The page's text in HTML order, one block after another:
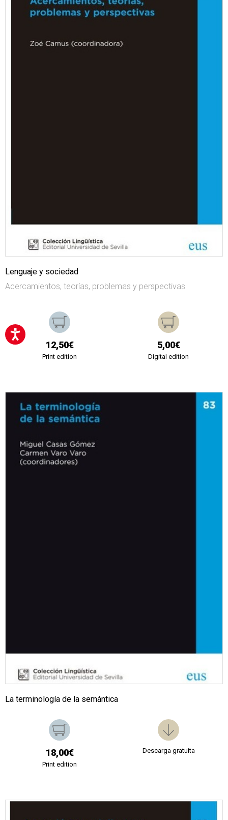
Lenguaje y sociedad
Acercamientos, teorías, problemas y perspectivas
12,50€
Print edition
5,00€
Digital edition
La terminología de la semántica
18,00€
Print edition
Descarga gratuita